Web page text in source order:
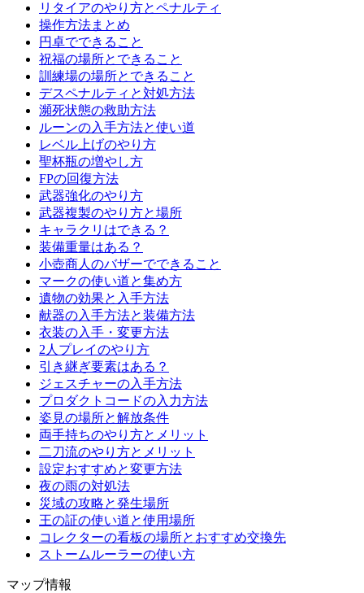
リタイアのやり方とペナルティ
操作方法まとめ
円卓でできること
祝福の場所とできること
訓練場の場所とできること
デスペナルティと対処方法
瀕死状態の救助方法
ルーンの入手方法と使い道
レベル上げのやり方
聖杯瓶の増やし方
FPの回復方法
武器強化のやり方
武器複製のやり方と場所
キャラクリはできる？
装備重量はある？
小壺商人のバザーでできること
マークの使い道と集め方
遺物の効果と入手方法
献器の入手方法と装備方法
衣装の入手・変更方法
2人プレイのやり方
引き継ぎ要素はある？
ジェスチャーの入手方法
プロダクトコードの入力方法
姿見の場所と解放条件
両手持ちのやり方とメリット
二刀流のやり方とメリット
設定おすすめと変更方法
夜の雨の対処法
災域の攻略と発生場所
王の証の使い道と使用場所
コレクターの看板の場所とおすすめ交換先
ストームルーラーの使い方
マップ情報